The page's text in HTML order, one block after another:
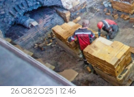
26.08.2025 | 12:46